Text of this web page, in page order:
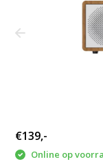
€139,-
Online op